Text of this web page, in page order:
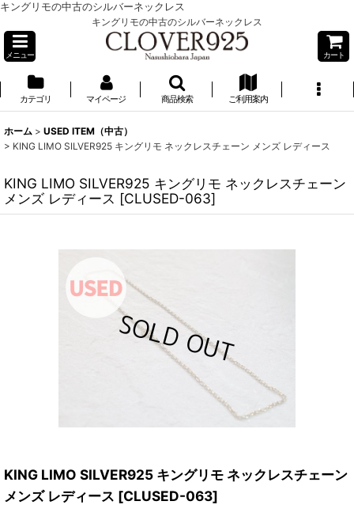
キングリモの中古のシルバーネックレス
キングリモの中古のシルバーネックレス
メニュー カート
カテゴリ マイページ 商品検索 ご利用案内
ホーム > USED ITEM（中古）
> KING LIMO SILVER925 キングリモ ネックレスチェーン メンズ レディース
KING LIMO SILVER925 キングリモ ネックレスチェーン
メンズ レディース [CLUSED-063]
KING LIMO SILVER925 キングリモ ネックレスチェーン
メンズ レディース [CLUSED-063]